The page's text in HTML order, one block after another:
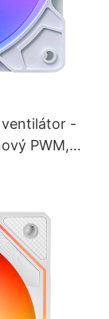
ventilátor -
PWM,